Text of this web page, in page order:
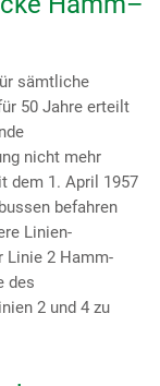
sämtliche
50 Jahre erteilt
nicht mehr
dem 1. April 1957
befahren
Linien-
Linie 2 Hamm-
des
2 und 4 zu